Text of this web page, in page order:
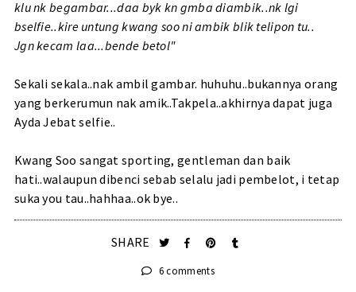
klu nk begambar...daa byk kn gmba diambik..nk lgi
bselfie..kire untung kwang soo ni ambik blik telipon tu..
Jgn kecam laa...bende betol"
Sekali sekala..nak ambil gambar. huhuhu..bukannya orang
yang berkerumun nak amik..Takpela..akhirnya dapat juga
Ayda Jebat selfie..
Kwang Soo sangat sporting, gentleman dan baik
hati..walaupun dibenci sebab selalu jadi pembelot, i tetap
suka you tau..hahhaa..ok bye..
SHARE
6 comments